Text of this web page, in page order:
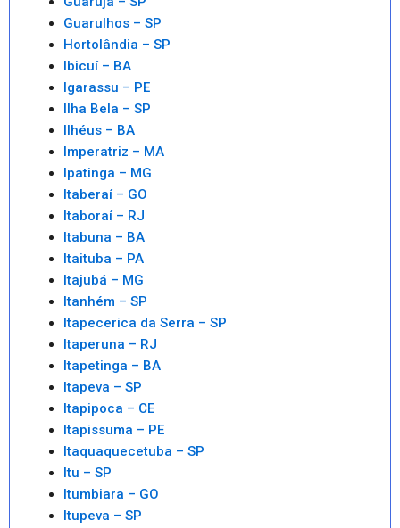
Guarulhos – SP
Hortolândia – SP
Ibicuí – BA
Igarassu – PE
Ilha Bela – SP
Ilhéus – BA
Imperatriz – MA
Ipatinga – MG
Itaberaí – GO
Itaboraí – RJ
Itabuna – BA
Itaituba – PA
Itajubá – MG
Itanhém – SP
Itapecerica da Serra – SP
Itaperuna – RJ
Itapetinga – BA
Itapeva – SP
Itapipoca – CE
Itapissuma – PE
Itaquaquecetuba – SP
Itu – SP
Itumbiara – GO
Itupeva – SP